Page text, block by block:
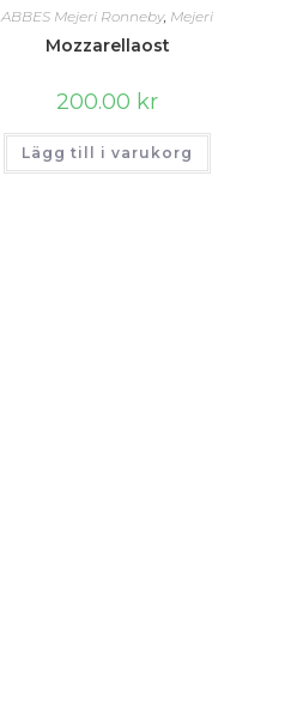
ABBES Mejeri Ronneby, Mejeri
Mozzarellaost
200.00 kr
Lägg till i varukorg